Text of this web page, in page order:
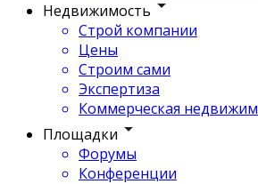
Недвижимость
Строй компании
Цены
Строим сами
Экспертиза
Коммерческая
Площадки
Форумы
Конференции